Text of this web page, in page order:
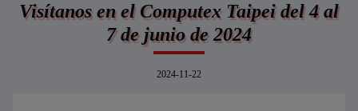
Visítanos en el Computex Taipei del 4 al
7 de junio de 2024
2024-11-22